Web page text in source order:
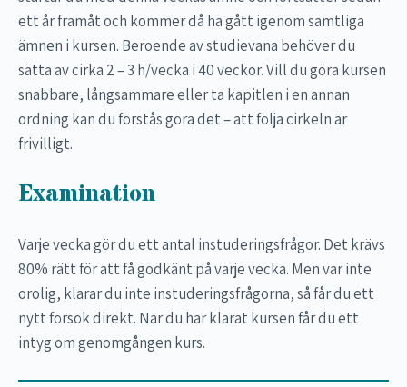
ett år framåt och kommer då ha gått igenom samtliga
ämnen i kursen. Beroende av studievana behöver du
sätta av cirka 2 – 3 h/vecka i 40 veckor. Vill du göra kursen
snabbare, långsammare eller ta kapitlen i en annan
ordning kan du förstås göra det – att följa cirkeln är
frivilligt.
Examination
Varje vecka gör du ett antal instuderingsfrågor. Det krävs
80% rätt för att få godkänt på varje vecka. Men var inte
orolig, klarar du inte instuderingsfrågorna, så får du ett
nytt försök direkt. När du har klarat kursen får du ett
intyg om genomgången kurs.